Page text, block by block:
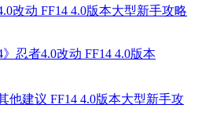
改动 FF14 4.0版本大型新手攻略
他建议 FF14 4.0版本大型新手攻